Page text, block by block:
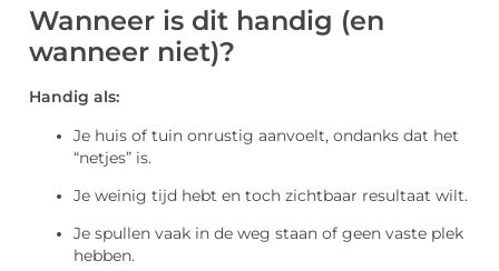
Wanneer is dit handig (en
wanneer niet)?
Handig als:
Je huis of tuin onrustig aanvoelt, ondanks dat het
“netjes” is.
Je weinig tijd hebt en toch zichtbaar resultaat wilt.
Je spullen vaak in de weg staan of geen vaste plek
hebben.